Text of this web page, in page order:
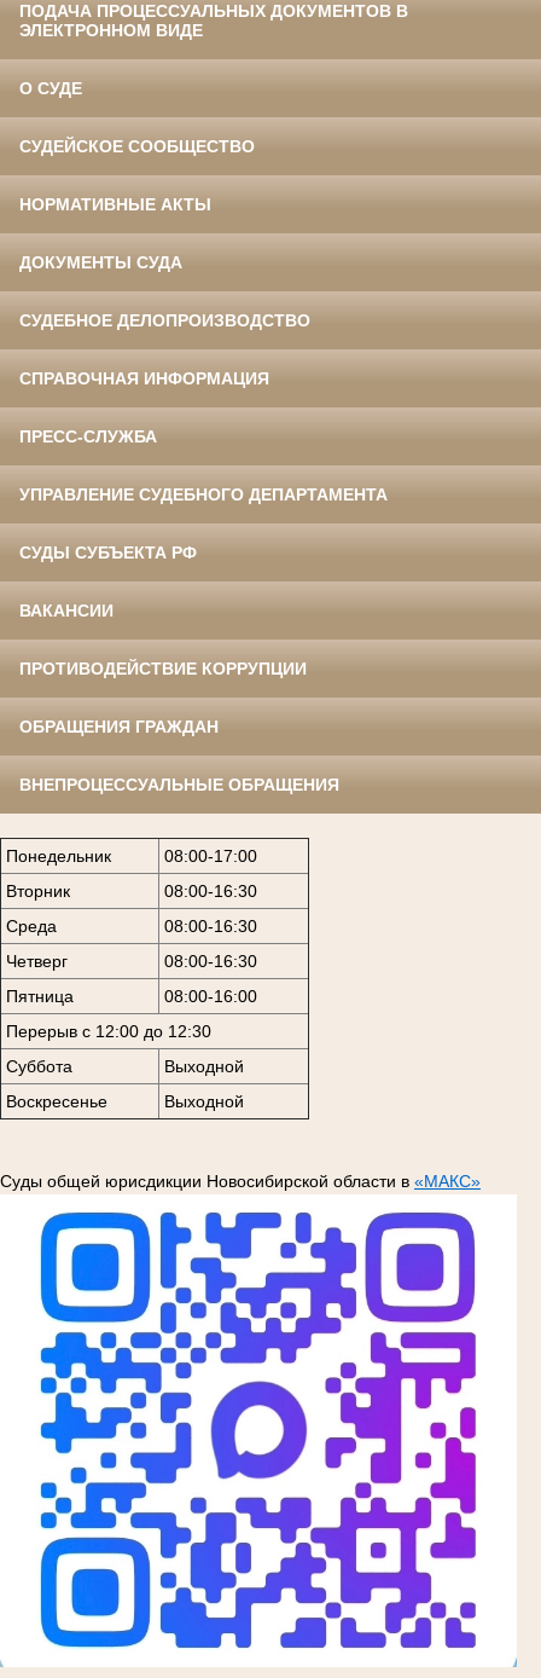
ПОДАЧА ПРОЦЕССУАЛЬНЫХ ДОКУМЕНТОВ В
ЭЛЕКТРОННОМ ВИДЕ
О СУДЕ
СУДЕЙСКОЕ СООБЩЕСТВО
НОРМАТИВНЫЕ АКТЫ
ДОКУМЕНТЫ СУДА
СУДЕБНОЕ ДЕЛОПРОИЗВОДСТВО
СПРАВОЧНАЯ ИНФОРМАЦИЯ
ПРЕСС-СЛУЖБА
УПРАВЛЕНИЕ СУДЕБНОГО ДЕПАРТАМЕНТА
СУДЫ СУБЪЕКТА РФ
ВАКАНСИИ
ПРОТИВОДЕЙСТВИЕ КОРРУПЦИИ
ОБРАЩЕНИЯ ГРАЖДАН
ВНЕПРОЦЕССУАЛЬНЫЕ ОБРАЩЕНИЯ
Понедельник
08:00-17:00
Вторник
08:00-16:30
Среда
08:00-16:30
Четверг
08:00-16:30
Пятница
08:00-16:00
Перерыв с 12:00 до 12:30
Суббота
Выходной
Воскресенье
Выходной
Суды общей юрисдикции Новосибирской области в «МАКС»